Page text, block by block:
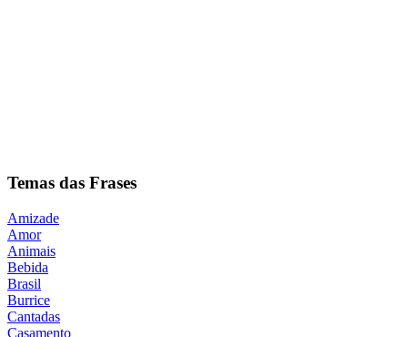
Temas das Frases
Amizade
Amor
Animais
Bebida
Brasil
Burrice
Cantadas
Casamento